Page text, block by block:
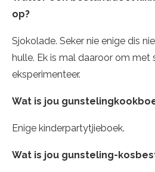
op?
Sjokolade. Seker nie enige dis
hulle. Ek is mal daaroor om met
eksperimenteer.
Wat is jou
Enige kinderpartytjieboek.
Wat is jou gunsteling-